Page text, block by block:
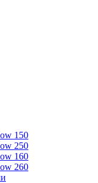
150
250
160
260